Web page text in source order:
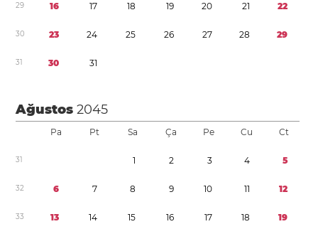
29 16 17 18 19 20 21 22
30 23 24 25 26 27 28 29
31 30 31
Ağustos2045
Pa Pt Sa Ça Pe Cu Ct
31 1 2 3 4 5
32 6 7 8 9 10 11 12
33 13 14 15 16 17 18 19